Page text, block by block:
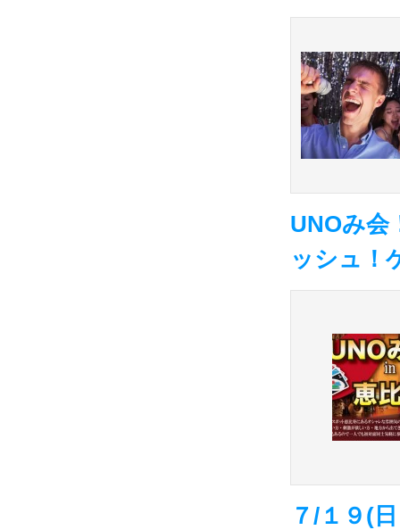
UNOみ会
ッシュ！
７/１９(